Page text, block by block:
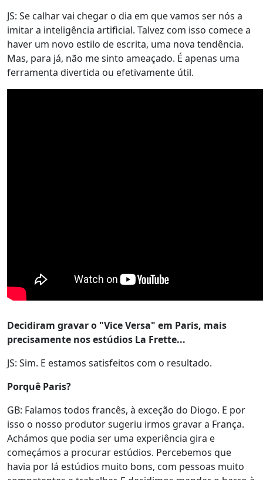
JS: Se calhar vai chegar o dia em que vamos ser nós a
imitar a inteligência artificial. Talvez com isso comece a
haver um novo estilo de escrita, uma nova tendência.
Mas, para já, não me sinto ameaçado. É apenas uma
ferramenta divertida ou efetivamente útil.
Decidiram gravar o "Vice Versa" em Paris, mais
precisamente nos estúdios La Frette...
JS: Sim. E estamos satisfeitos com o resultado.
Porquê Paris?
GB: Falamos todos francês, à exceção do Diogo. E por
isso o nosso produtor sugeriu irmos gravar a França.
Achámos que podia ser uma experiência gira e
começámos a procurar estúdios. Percebemos que
havia por lá estúdios muito bons, com pessoas muito